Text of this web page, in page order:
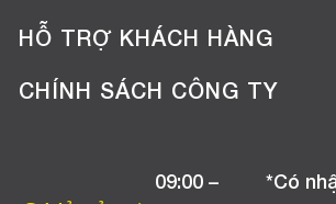
Giới thiệu công ty
Tuyển dụng
HỖ TRỢ KHÁCH HÀNG
Hướng dẫn mua hàng online
Chương trình khuyến mãi
CHÍNH SÁCH CÔNG TY
Chính sách bảo hành09:00 –
*Có